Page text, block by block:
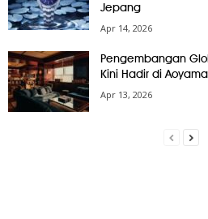
Jepang
Apr 14, 2026
Pengembangan
Kini Hadir di
Apr 13, 2026